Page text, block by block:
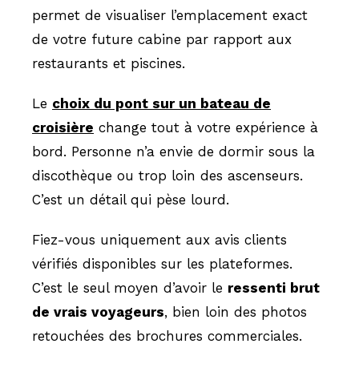
permet de visualiser l’emplacement exact
de votre future cabine par rapport aux
restaurants et piscines.
Le choix du pont sur un bateau de
croisière change tout à votre expérience à
bord. Personne n’a envie de dormir sous la
discothèque ou trop loin des ascenseurs.
C’est un détail qui pèse lourd.
Fiez-vous uniquement aux avis clients
vérifiés disponibles sur les plateformes.
C’est le seul moyen d’avoir le ressenti brut
de vrais voyageurs, bien loin des photos
retouchées des brochures commerciales.